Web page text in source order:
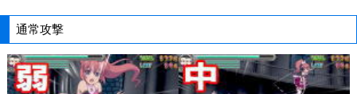
通常攻撃